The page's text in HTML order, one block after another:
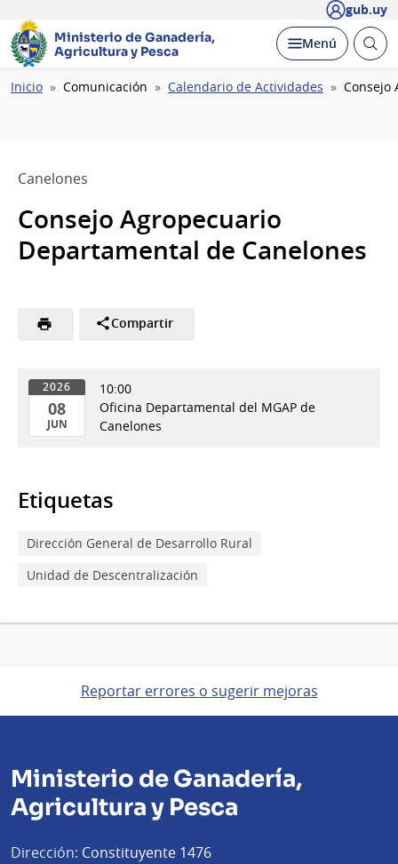
gub.uy
Ministerio de Ganadería,
Agricultura y Pesca
Desplegar
Menú Abrir
Ruta
Inicio Comunicación Calendario de Actividades Consejo
Canelones
Consejo Agropecuario
Departamental de Canelones
Compartir
2026
08
JUN
Jun
del
10:00
Oficina Departamental del MGAP de
Canelones
Etiquetas
Dirección General de Desarrollo Rural
Unidad de Descentralización
Reportar errores o sugerir mejoras
Ministerio de Ganadería,
Agricultura y Pesca
Dirección: Constituyente 1476